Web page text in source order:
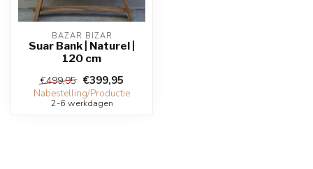
BAZAR BIZAR
Suar Bank | Naturel |
120 cm
€499,95 €399,95
Nabestelling/Productie
2-6 werkdagen